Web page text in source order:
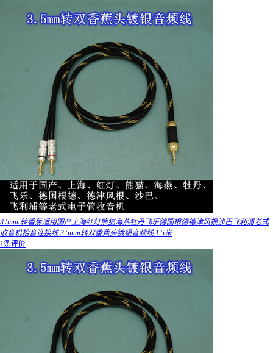
3.5mm转香蕉适用国产上海红灯熊猫海燕牡丹飞乐德国根德德津风根沙巴飞利浦老式
收音机拾音连接线 3.5mm转双香蕉头镀银音频线 1.5米
1条评价